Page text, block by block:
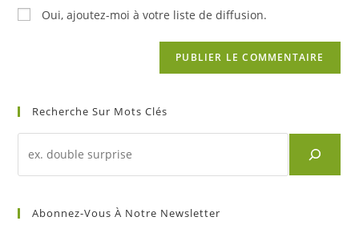
Oui, ajoutez-moi à votre liste de diffusion.
Recherche Sur Mots Clés
d'un
mots
Abonnez-Vous À Notre Newsletter